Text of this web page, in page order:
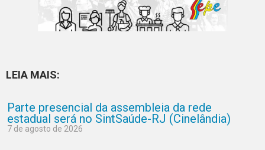
LEIA MAIS:
Parte presencial da assembleia da rede
estadual será no SintSaúde-RJ (Cinelândia)
7 de agosto de 2026